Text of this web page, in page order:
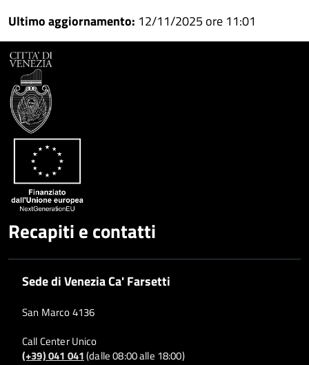
su
Facebook
Condividi
su
Condividi
Ultimo aggiornamento: 12/11/2025 ore 11:01
Recapiti e contatti
Sede di Venezia Ca' Farsetti
San Marco 4136
Call Center Unico
(+39) 041 041(dalle 08:00 alle 18:00)